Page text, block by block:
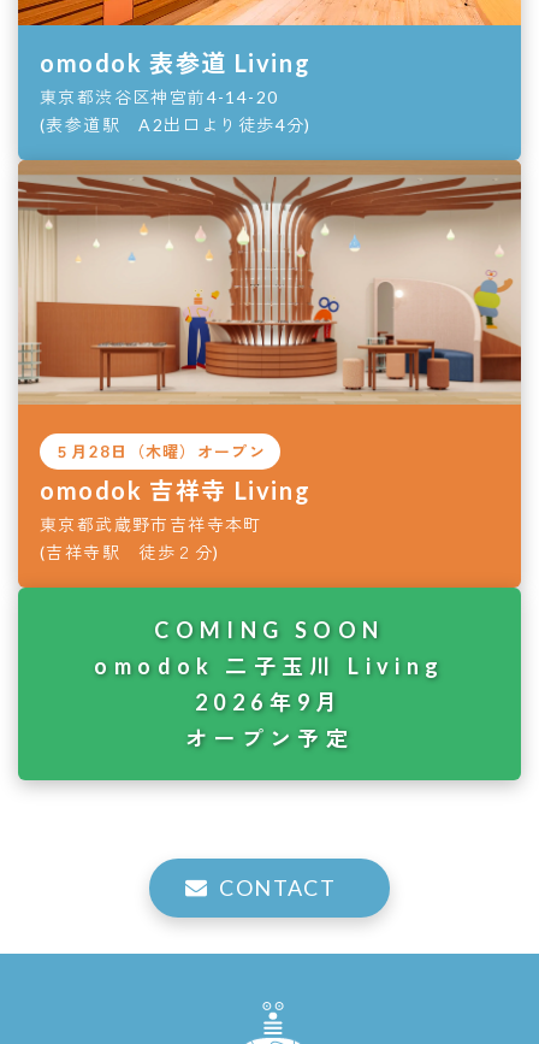
omodok 表参道 Living
東京都渋谷区神宮前4-14-20
(表参道駅 A2出口より徒歩4分)
５月28日（木曜）オープン
omodok 吉祥寺 Living
東京都武蔵野市吉祥寺本町
(吉祥寺駅 徒歩２分)
COMING SOON
omodok 二子玉川 Living
2026年9月
オープン予定
CONTACT